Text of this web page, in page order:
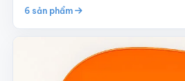
6 sản phẩm